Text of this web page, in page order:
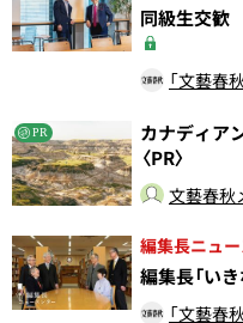
同級生交
「文藝春
PR
カナディア
〈PR〉
文藝春秋
編集長ニュ
編集長「い
「文藝春